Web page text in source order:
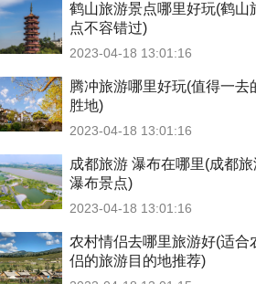
鹤山旅游景点哪里好玩(鹤山
点不容错过)
2023-04-18 13:01:16
腾冲旅游哪里好玩(值得一去
胜地)
2023-04-18 13:01:16
成都旅游 瀑布在哪里(成都
瀑布景点)
2023-04-18 13:01:16
农村情侣去哪里旅游好(适合
侣的旅游目的地推荐)